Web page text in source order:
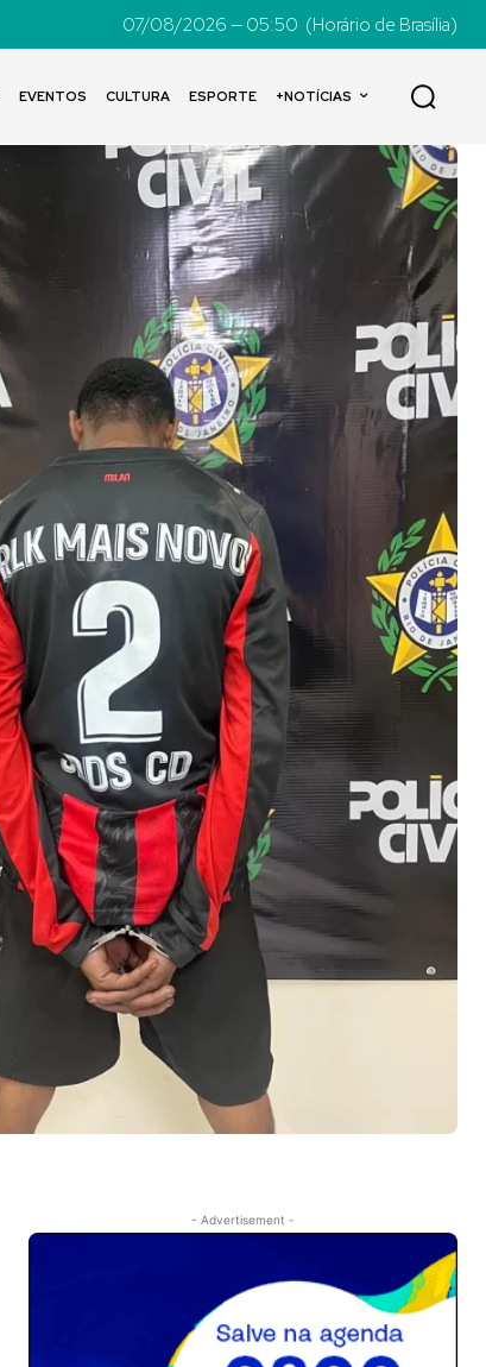
07/08/2026 — 05:50 (Horário de Brasília)
EVENTOS CULTURA ESPORTE +NOTÍCIAS
- Advertisement -